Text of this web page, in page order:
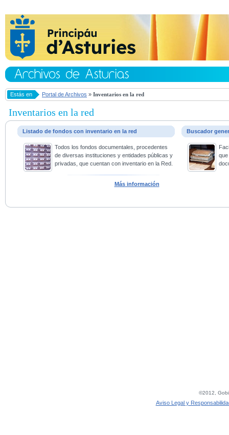
Estás en Portal de Archivos » Inventarios en la red
Inventarios en la red
Listado de fondos con inventario en la red
Todos los fondos documentales, procedentes
de diversas instituciones y entidades públicas y
privadas, que cuentan con inventario en la Red.
Más información
Buscador
©2012,
Aviso Legal y